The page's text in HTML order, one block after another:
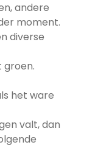
andere
moment.
diverse
groen.
het ware
valt, dan